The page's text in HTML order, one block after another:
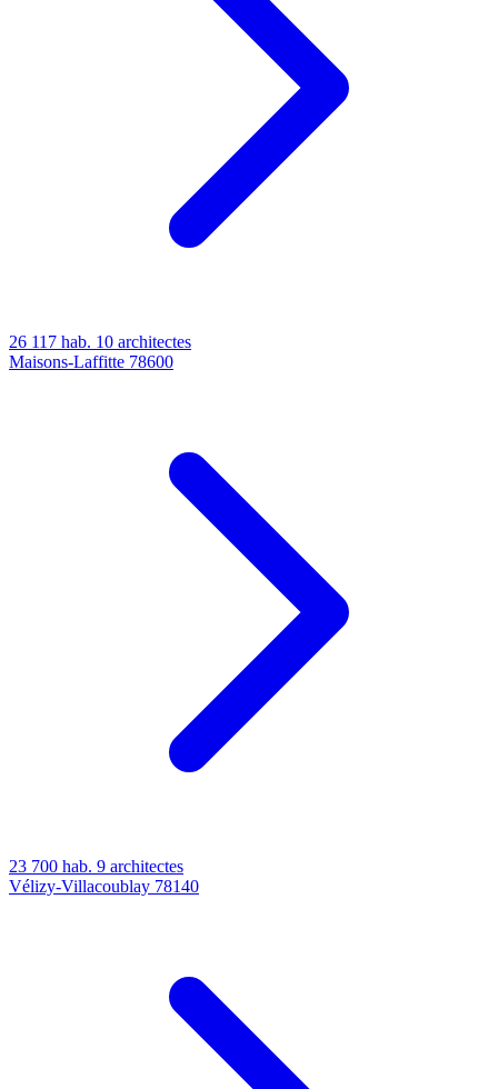
26 117 hab. 10 architectes
Maisons-Laffitte 78600
23 700 hab. 9 architectes
Vélizy-Villacoublay 78140